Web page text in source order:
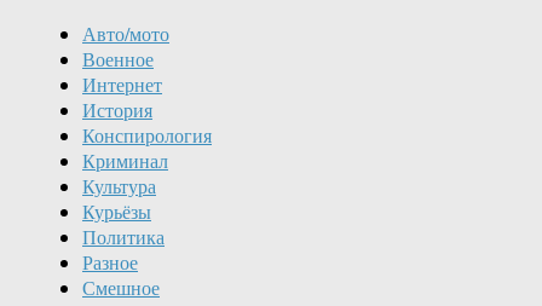
Авто/мото
Военное
Интернет
История
Конспирология
Криминал
Культура
Курьёзы
Политика
Разное
Смешное